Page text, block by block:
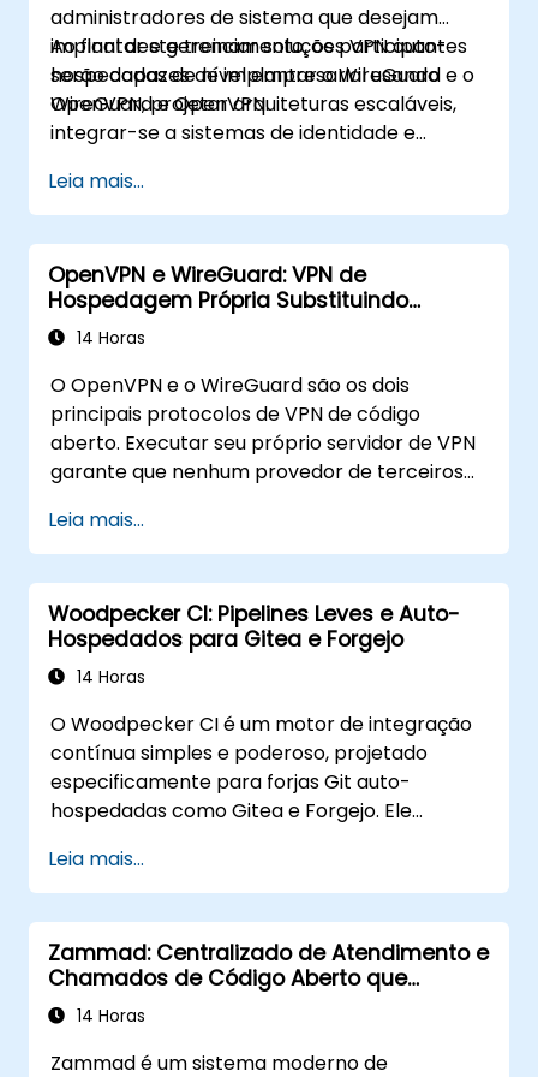
administradores de sistema que desejam
implantar e gerenciar soluções VPN auto-
hospedadas de nível empresarial usando
WireGuard e OpenVPN.
Ao final deste treinamento, os participantes
serão capazes de implantar o WireGuard e o
OpenVPN, projetar arquiteturas escaláveis,
integrar-se a sistemas de identidade e
infraestrutura VPN.
Leia mais...
OpenVPN e WireGuard: VPN de
Hospedagem Própria Substituindo
ExpressVPN e NordLayer
14 Horas
O OpenVPN e o WireGuard são os dois
principais protocolos de VPN de código
aberto. Executar seu próprio servidor de VPN
garante que nenhum provedor de terceiros
anúncios ou atender a solicitações de dados
estrangeiros. Este treinamento abrange
ambos os protocolos para diferentes
modelos de ameaça e requisitos de
desempenho.
Leia mais...
Woodpecker CI: Pipelines Leves e Auto-
Hospedados para Gitea e Forgejo
14 Horas
O Woodpecker CI é um motor de integração
contínua simples e poderoso, projetado
especificamente para forjas Git auto-
hospedadas como Gitea e Forgejo. Ele
nativa do Docker, sem a complexidade ou os
encargos de licenciamento das plataformas
de CI empresariais.
Leia mais...
Zammad: Centralizado de Atendimento e
Chamados de Código Aberto que
Substitui Zendesk e Freshdesk
14 Horas
Zammad é um sistema moderno de